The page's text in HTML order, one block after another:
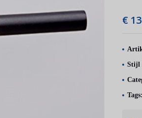
€
Stijl
Tags: